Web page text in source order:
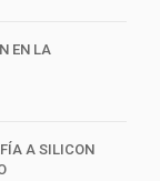
EN LA
A SILICON